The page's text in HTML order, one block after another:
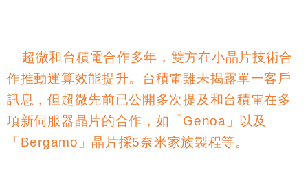
超微和台積電合作多年，雙方在小晶片技術合
作推動運算效能提升。台積電雖未揭露單一客戶
訊息，但超微先前已公開多次提及和台積電在多
項新伺服器晶片的合作，如「 Genoa 」以及
「 Bergamo 」晶片採5奈米家族製程等。